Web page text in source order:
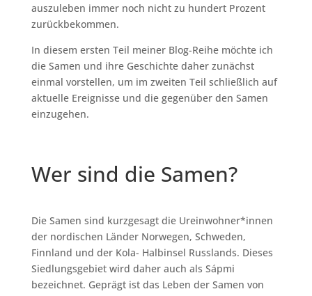
auszuleben immer noch nicht zu hundert Prozent
zurückbekommen.
In diesem ersten Teil meiner Blog-Reihe möchte ich
die Samen und ihre Geschichte daher zunächst
einmal vorstellen, um im zweiten Teil schließlich auf
aktuelle Ereignisse und die gegenüber den Samen
einzugehen.
Wer sind die Samen?
Die Samen sind kurzgesagt die Ureinwohner*innen
der nordischen Länder Norwegen, Schweden,
Finnland und der Kola- Halbinsel Russlands. Dieses
Siedlungsgebiet wird daher auch als Sápmi
bezeichnet. Geprägt ist das Leben der Samen von